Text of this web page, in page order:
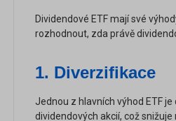
Dividendové ETF mají své
rozhodnout, zda právě
1. Diverzifikace
Jednou z hlavních výhod ETF
dividendových akcií, což